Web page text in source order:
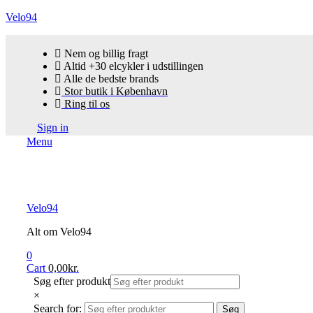
Velo94
Nem og billig fragt
Altid +30 elcykler i udstillingen
Alle de bedste brands
Stor butik i København
Ring til os
Sign in
Menu
Velo94
Alt om Velo94
0
Cart 0,00kr.
Søg efter produkt
×
Search for:
Søg